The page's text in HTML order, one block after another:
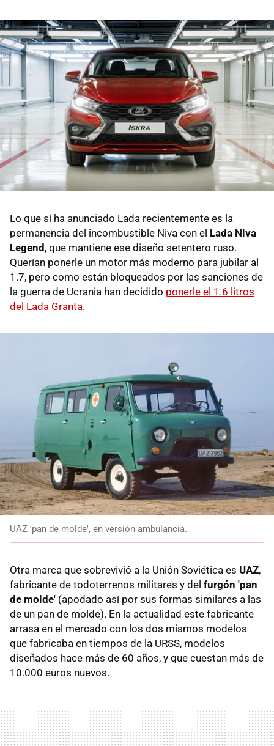
Lo que sí ha anunciado Lada recientemente es la
permanencia del incombustible Niva con el Lada Niva
Legend, que mantiene ese diseño setentero ruso.
Querían ponerle un motor más moderno para jubilar al
1.7, pero como están bloqueados por las sanciones de
la guerra de Ucrania han decidido ponerle el 1.6 litros
del Lada Granta.
UAZ 'pan de molde', en versión ambulancia.
Otra marca que sobrevivió a la Unión Soviética es UAZ,
fabricante de todoterrenos militares y del furgón 'pan
de molde' (apodado así por sus formas similares a las
de un pan de molde). En la actualidad este fabricante
arrasa en el mercado con los dos mismos modelos
que fabricaba en tiempos de la URSS, modelos
diseñados hace más de 60 años, y que cuestan más de
10.000 euros nuevos.